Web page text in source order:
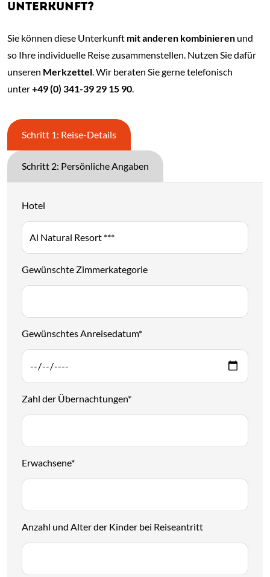
UNTERKUNFT?
Sie können diese Unterkunft mit anderen kombinieren und
so Ihre individuelle Reise zusammenstellen. Nutzen Sie dafür
unseren Merkzettel . Wir beraten Sie gerne telefonisch
unter+49 (0) 341-39 29 15 90
Schritt 1: Reise-Details
Schritt 2: Persönliche Angaben
Hotel
Gewünschte Zimmerkategorie
Gewünschtes Anreisedatum*
Zahl der Übernachtungen*
Erwachsene*
Anzahl und Alter der Kinder bei Reiseantritt